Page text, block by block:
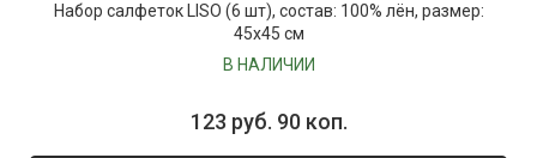
Набор салфеток LISO (6 шт), состав: 100% лён, размер:
45х45 см
В НАЛИЧИИ
123 руб. 90 коп.